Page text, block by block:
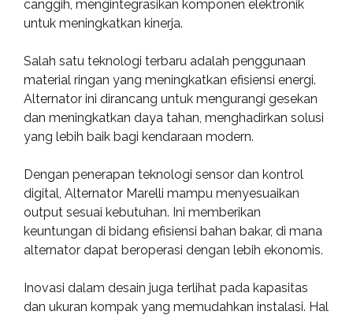
canggih, mengintegrasikan komponen elektronik
untuk meningkatkan kinerja.
Salah satu teknologi terbaru adalah penggunaan
material ringan yang meningkatkan efisiensi energi.
Alternator ini dirancang untuk mengurangi gesekan
dan meningkatkan daya tahan, menghadirkan solusi
yang lebih baik bagi kendaraan modern.
Dengan penerapan teknologi sensor dan kontrol
digital, Alternator Marelli mampu menyesuaikan
output sesuai kebutuhan. Ini memberikan
keuntungan di bidang efisiensi bahan bakar, di mana
alternator dapat beroperasi dengan lebih ekonomis.
Inovasi dalam desain juga terlihat pada kapasitas
dan ukuran kompak yang memudahkan instalasi. Hal